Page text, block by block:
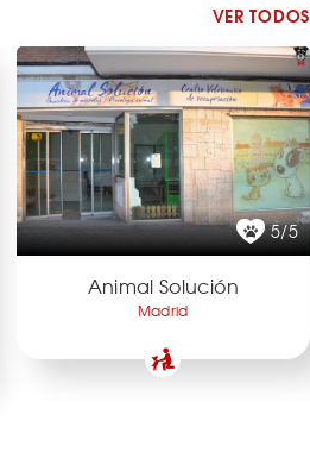
VER TODOS
5/5
Animal Solución
Madrid